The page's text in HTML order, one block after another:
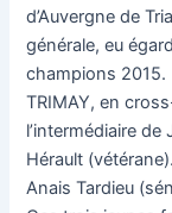
d’Auvergne de
générale, eu
champions 2015.
TRIMAY, en
l’intermédiaire
Hérault
Anais Tardieu